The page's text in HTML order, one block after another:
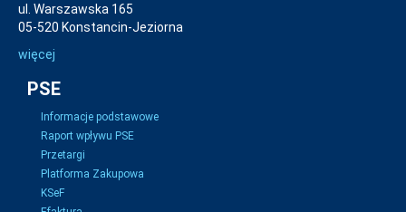
ul. Warszawska 165
05-520 Konstancin-Jeziorna
więcej
PSE
Informacje podstawowe
Raport wpływu PSE
Przetargi
Platforma Zakupowa
KSeF